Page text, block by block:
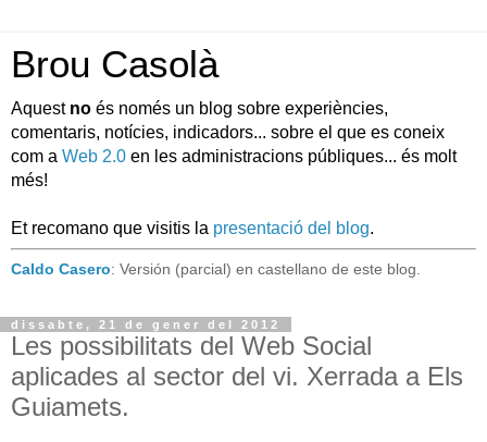
Brou Casolà
Aquest no és només un blog sobre experiències,
comentaris, notícies, indicadors... sobre el que es coneix
com a Web 2.0 en les administracions públiques... és molt
més!
Et recomano que visitis la presentació del blog.
Caldo Casero: Versión (parcial) en castellano de este blog.
dissabte, 21 de gener del 2012
Les possibilitats del Web Social
aplicades al sector del vi. Xerrada a Els
Guiamets.